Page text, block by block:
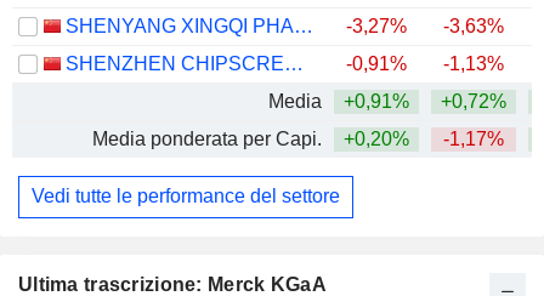
Ultima trascrizione: Merck KGaA
SHENYANG XINGQI PHARMACEUTICAL CO.,LTD.
-3,27% -3,63%
SHENZHEN CHIPSCREEN BIOSCIENCES CO., LTD.
-0,91% -1,13%
Media
+0,91% +0,72%
Media ponderata per Capi.
+0,20% -1,17%
Vedi tutte le performance del settore